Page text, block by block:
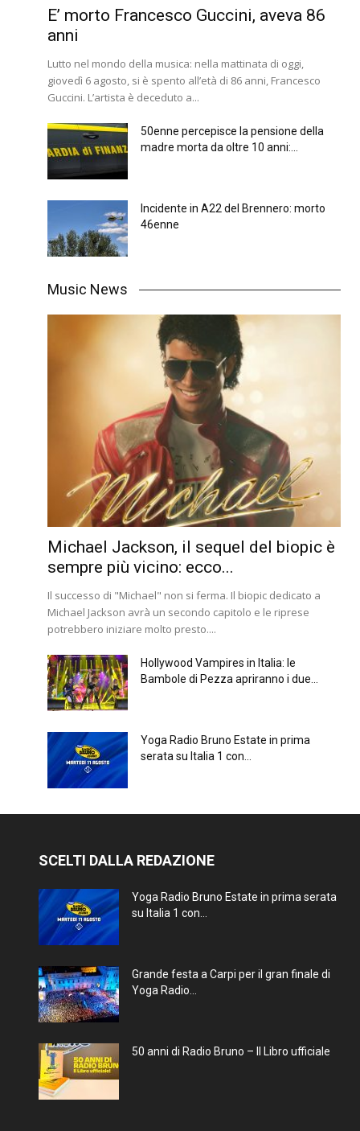
E’ morto Francesco Guccini, aveva 86
anni
Lutto nel mondo della musica: nella mattinata di oggi,
giovedì 6 agosto, si è spento all’età di 86 anni, Francesco
Guccini. L’artista è deceduto a...
50enne percepisce la pensione della
madre morta da oltre 10 anni:...
Incidente in A22 del Brennero: morto
46enne
Music News
Michael Jackson, il sequel del biopic è
sempre più vicino: ecco...
Il successo di "Michael" non si ferma. Il biopic dedicato a
Michael Jackson avrà un secondo capitolo e le riprese
potrebbero iniziare molto presto....
Hollywood Vampires in Italia: le
Bambole di Pezza apriranno i due...
Yoga Radio Bruno Estate in prima
serata su Italia 1 con...
SCELTI DALLA REDAZIONE
Yoga Radio Bruno Estate in prima serata
su Italia 1 con...
Grande festa a Carpi per il gran finale di
Yoga Radio...
50 anni di Radio Bruno – Il Libro ufficiale